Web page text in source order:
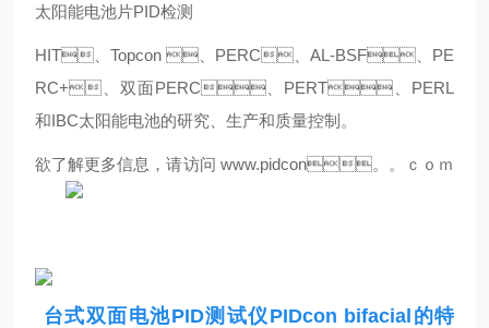
太阳能电池片PID检测
HIT、Topcon 、PERC、AL-BSF、PE
RC+、双面PERC、PERT、PERL
和IBC太阳能电池的研究、生产和质量控制。
欲了解更多信息，请访问 www.pidcon。。ｃｏｍ
台式双面电池PID测试仪PIDcon bifacial的特